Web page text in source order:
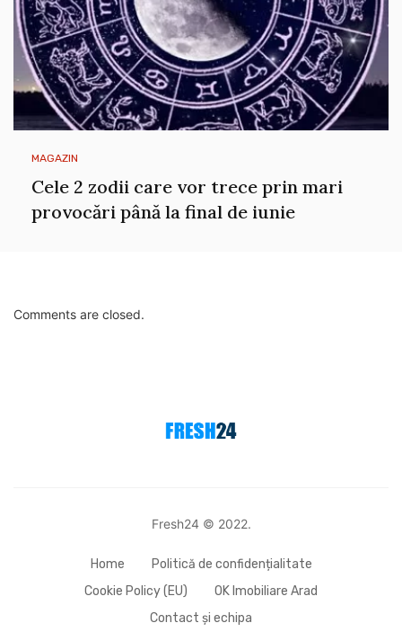
MAGAZIN
Cele 2 zodii care vor trece prin mari
provocări până la final de iunie
Comments are closed.
Fresh24 © 2022.
Home
Politică de confidențialitate
Cookie Policy (EU)
OK Imobiliare Arad
Contact și echipa